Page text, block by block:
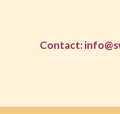
Contact: